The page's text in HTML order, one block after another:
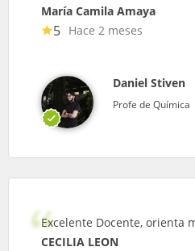
María Camila Amaya
5 Hace 2 meses
Daniel Stiven
Profe de Química
Excelente Docente, orienta
CECILIA LEON